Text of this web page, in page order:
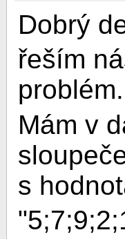
Dobrý
řeším
problém.
Mám v
s